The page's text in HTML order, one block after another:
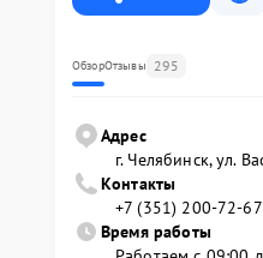
ОбзорОтзывы 295
Адрес
г. Челябинск, ул.
Контакты
+7 (351) 200-72-67
Время работы